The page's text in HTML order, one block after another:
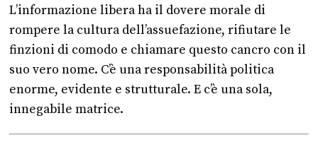
L’informazione libera ha il dovere morale di
rompere la cultura dell’assuefazione, rifiutare le
finzioni di comodo e chiamare questo cancro con il
suo vero nome. C’è una responsabilità politica
enorme, evidente e strutturale. E c’è una sola,
innegabile matrice.